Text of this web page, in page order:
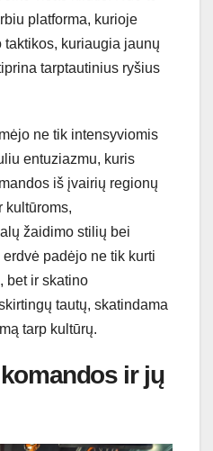
platforma, kurioje
kuriaugia jaunų
tarptautinius ryšius
ne tik intensyviomis
entuziazmu, kuris
iš įvairių regionų
kultūroms,
žaidimo stilių bei
padėjo ne tik kurti
bet ir skatino
tautų, skatindama
tarp kultūrų.
ir jų